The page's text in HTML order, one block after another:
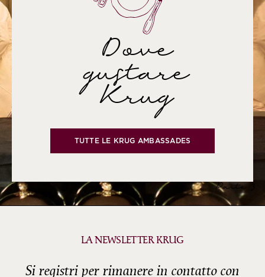
Dove
gustare
Krug
TUTTE LE KRUG AMBASSADES
Parte 3
LA NEWSLETTER KRUG
Si registri per rimanere in contatto con